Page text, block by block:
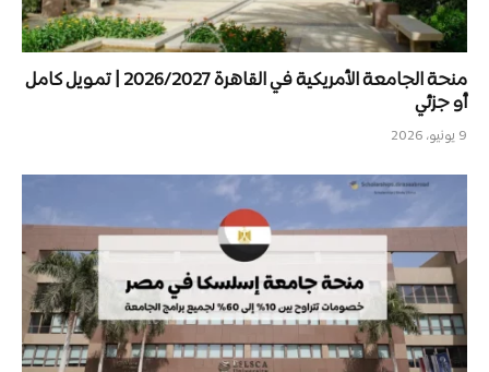
منحة الجامعة الأمريكية في القاهرة 2026/2027 | تمويل كامل
أو جزئي
9 يونيو، 2026